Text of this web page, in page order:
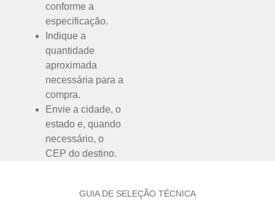
conforme a
especificação.
Indique a
quantidade
aproximada
necessária para a
compra.
Envie a cidade, o
estado e, quando
necessário, o
CEP do destino.
GUIA DE SELEÇÃO TÉCNICA